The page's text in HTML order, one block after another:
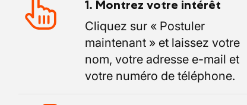
1. Montrez votre intérêt
Cliquez sur « Postuler
maintenant » et laissez votre
nom, votre adresse e-mail et
votre numéro de téléphone.